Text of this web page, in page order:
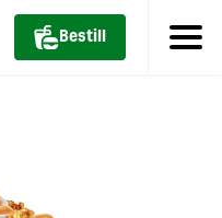
Bestill